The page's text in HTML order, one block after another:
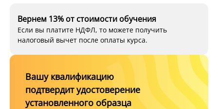
Вернем 13% от стоимости обучения
Если вы платите НДФЛ, то можете получить
налоговый вычет после оплаты курса.
Вашу квалификацию
подтвердит удостоверение
установленного образца